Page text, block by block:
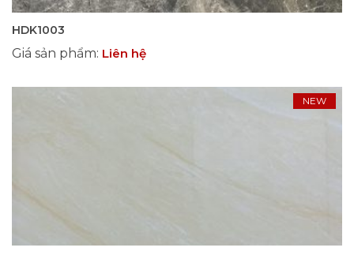
HDK1003
Giá sản phẩm: Liên hệ
NEW